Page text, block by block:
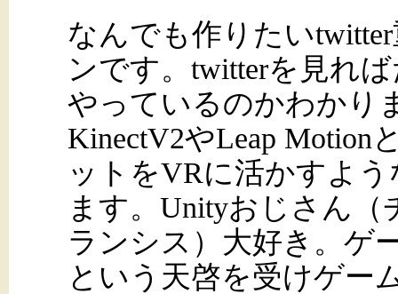
なんでも作りたい
ンです。twitterを見れ
やっているのかわかり
KinectV2やLeap Motion
ットをVRに活かすよ
ます。Unityおじさん（
ランシス）大好き。ゲ
という天啓を受けゲー